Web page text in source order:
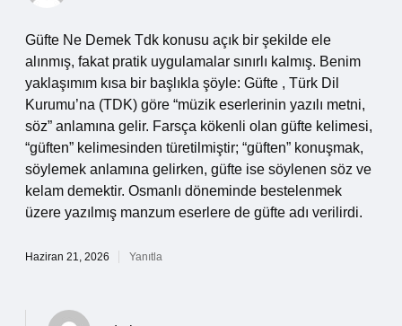
Güfte Ne Demek Tdk konusu açık bir şekilde ele
alınmış, fakat pratik uygulamalar sınırlı kalmış. Benim
yaklaşımım kısa bir başlıkla şöyle: Güfte , Türk Dil
Kurumu’na (TDK) göre “müzik eserlerinin yazılı metni,
söz” anlamına gelir. Farsça kökenli olan güfte kelimesi,
“güften” kelimesinden türetilmiştir; “güften” konuşmak,
söylemek anlamına gelirken, güfte ise söylenen söz ve
kelam demektir. Osmanlı döneminde bestelenmek
üzere yazılmış manzum eserlere de güfte adı verilirdi.
Haziran 21, 2026 Yanıtla